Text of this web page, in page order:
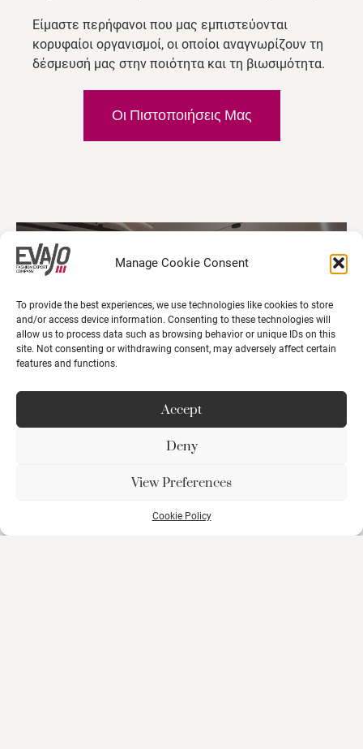
Manage Cookie Consent
To provide the best experiences, we use technologies like cookies to store
and/or access device information. Consenting to these technologies will
allow us to process data such as browsing behavior or unique IDs on this
site. Not consenting or withdrawing consent, may adversely affect certain
features and functions.
Accept
Deny
View Preferences
Cookie Policy
Είμαστε περήφανοι που μας εμπιστεύονται
κορυφαίοι οργανισμοί, οι οποίοι αναγνωρίζουν τη
δέσμευσή μας στην ποιότητα και τη βιωσιμότητα.
Οι Πιστοποιήσεις Μας